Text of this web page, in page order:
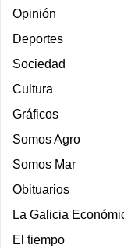
Opinión
Deportes
Sociedad
Cultura
Gráficos
Somos Agro
Somos Mar
Obituarios
La Galicia
El tiempo